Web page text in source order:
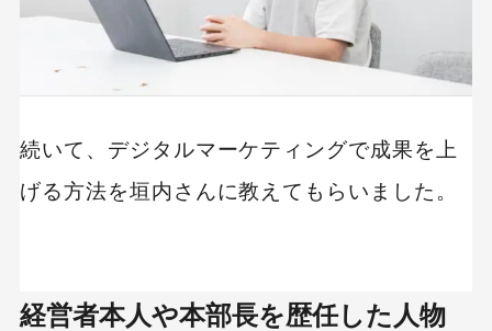
リンクビルディング
採用サイト
調査レポート
続いて、デジタルマーケティングで成果を上
げる方法を垣内さんに教えてもらいました。
経営者本人や本部長を歴任した人物